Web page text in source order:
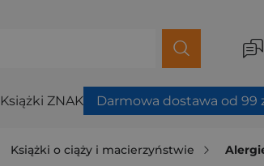
Książki ZNAK Darmowa dostawa od 99
Książki o ciąży i macierzyństwie